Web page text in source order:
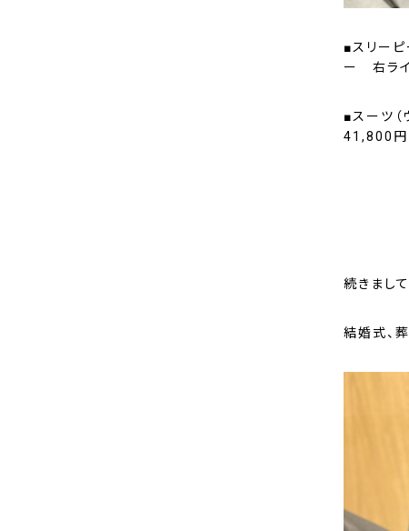
■スリー
ー 右ラ
■スーツ
41,800円
続きまし
結婚式、